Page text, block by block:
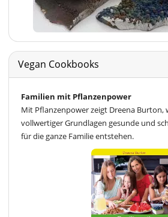
Vegan Cookbooks
Familien mit Pflanzenpower
Mit Pflanzenpower zeigt Dreena Burton,
vollwertiger Grundlagen gesunde und
für die ganze Familie entstehen.